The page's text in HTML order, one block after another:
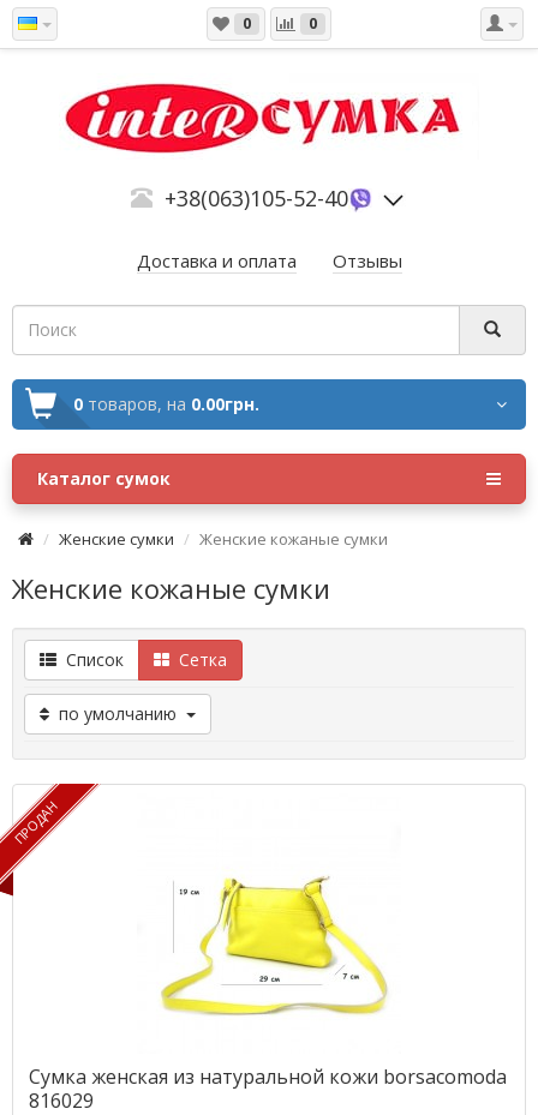
0 0
+38(063)105-52-40
Доставка и оплата Отзывы
0 товаров, на 0.00грн.
Каталог сумок
Женские сумки Женские кожаные сумки
Женские кожаные сумки
Список Сетка
по умолчанию
ПРОДАН
ПРОДАН
Сумка женская из натуральной кожи borsacomoda
816029